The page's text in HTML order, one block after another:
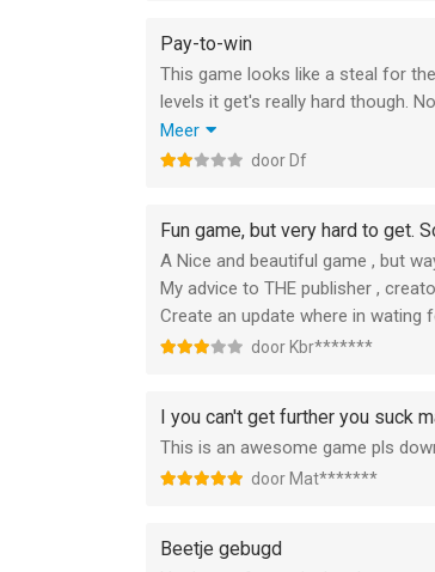
Pay-to-win
This game looks like a steal for
levels it get's really hard though.
nothing to do with skill or your
pricey and won't but you anything
Meer
door Df
Fun game, but very hard to get.
A Nice and beautiful game , but
My advice to THE publisher ,
Create an update where in wating
door Kbr*******
I you can't get further you suck
This is an awesome game pls
door Mat*******
Beetje gebugd